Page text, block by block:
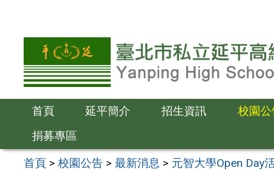
容
首頁 延平簡介 招生資訊 校園公
捐募專區
首頁 >校園公告 >最新消息 > 元智大學Open Day